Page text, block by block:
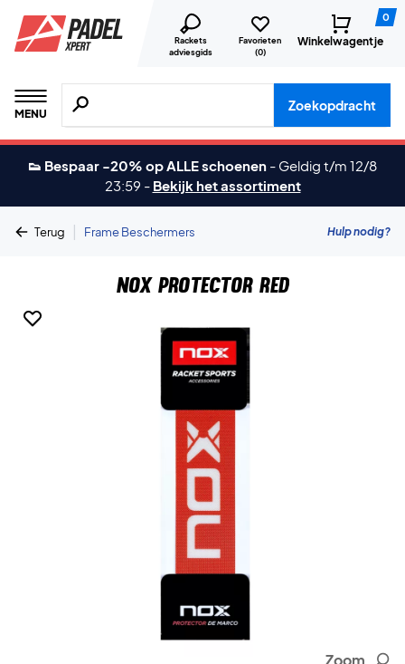
Rackets
adviesgids
Favorieten
(0)
0
Winkelwagentje
MENU
Zoeken naar producten, merken etc.
Zoekopdracht
👟 Bespaar -20% op ALLE schoenen - Geldig t/m 12/8
23:59 - Bekijk het assortiment
Terug | Frame Beschermers Hulp nodig?
Nox Protector Red
Zoom